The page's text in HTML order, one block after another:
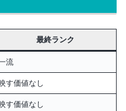
最終ランク
流
す価値なし
す価値なし